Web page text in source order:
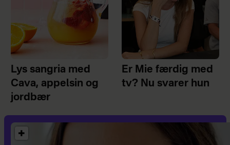
Lys sangria med
Cava, appelsin og
jordbær
Er Mie færdig med
tv? Nu svarer hun